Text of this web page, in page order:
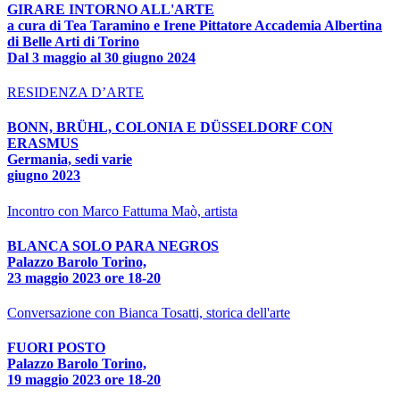
GIRARE INTORNO ALL'ARTE
a cura di Tea Taramino e Irene Pittatore Accademia Albertina
di Belle Arti di Torino
Dal 3 maggio al 30 giugno 2024
RESIDENZA D’ARTE
BONN, BRÜHL, COLONIA E DÜSSELDORF CON
ERASMUS
Germania, sedi varie
giugno 2023
Incontro con Marco Fattuma Maò, artista
BLANCA SOLO PARA NEGROS
Palazzo Barolo Torino,
23 maggio 2023 ore 18-20
Conversazione con Bianca Tosatti, storica dell'arte
FUORI POSTO
Palazzo Barolo Torino,
19 maggio 2023 ore 18-20